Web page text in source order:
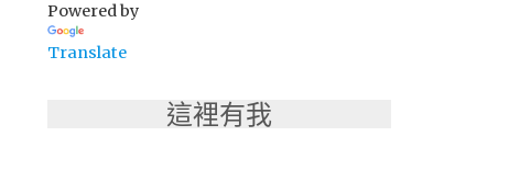
Powered by
Translate
這裡有我